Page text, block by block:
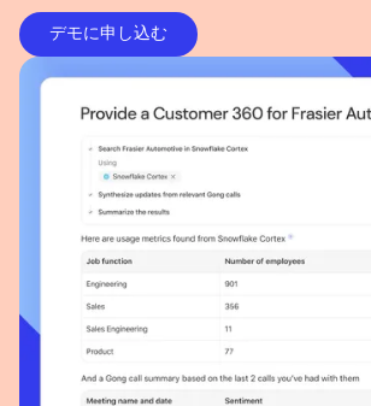
デモに申し込む